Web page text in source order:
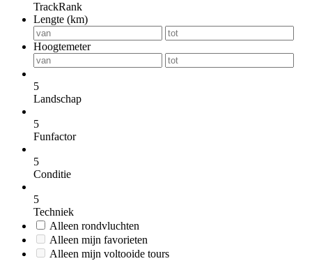
TrackRank
Lengte (km)
Hoogtemeter
5
Landschap
5
Funfactor
5
Conditie
5
Techniek
Alleen rondvluchten
Alleen mijn favorieten
Alleen mijn voltooide tours